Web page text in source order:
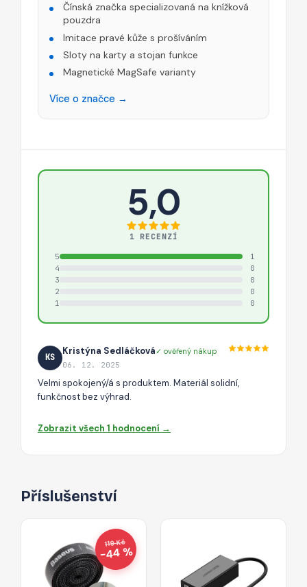
Čínská značka specializovaná na knížková
pouzdra
Imitace pravé kůže s prošíváním
Sloty na karty a stojan funkce
Magnetické MagSafe varianty
Více o značce →
5,0
1 RECENZÍ
5
1
4
0
3
0
2
0
1
0
KS
Kristýna Sedláčková✓ ověřený nákup
06. 12. 2025
Velmi spokojený/á s produktem. Materiál solidní,
funkčnost bez výhrad.
Zobrazit všech 1 hodnocení →
Příslušenství
119 Kč
−44 %